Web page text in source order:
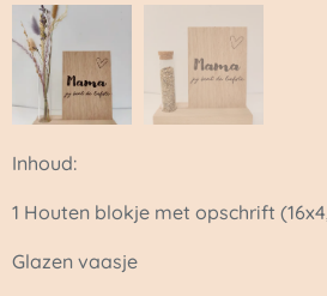
Inhoud:
1 Houten blokje met opschrift
Glazen vaasje